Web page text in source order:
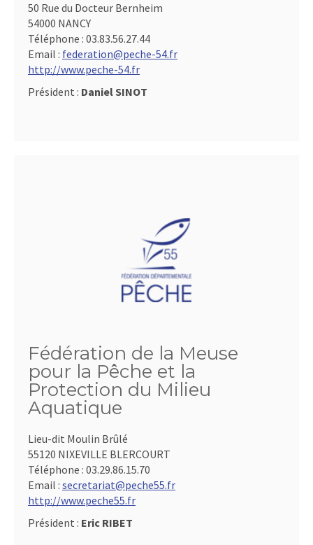
50 Rue du Docteur Bernheim
54000 NANCY
Téléphone : 03.83.56.27.44
Email : federation@peche-54.fr
http://www.peche-54.fr
Président : Daniel SINOT
Fédération de la Meuse
pour la Pêche et la
Protection du Milieu
Aquatique
Lieu-dit Moulin Brûlé
55120 NIXEVILLE BLERCOURT
Téléphone : 03.29.86.15.70
Email : secretariat@peche55.fr
http://www.peche55.fr
Président : Eric RIBET